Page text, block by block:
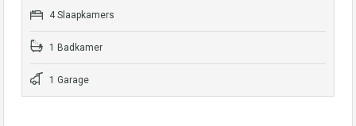
4 Slaapkamers
1 Badkamer
1 Garage